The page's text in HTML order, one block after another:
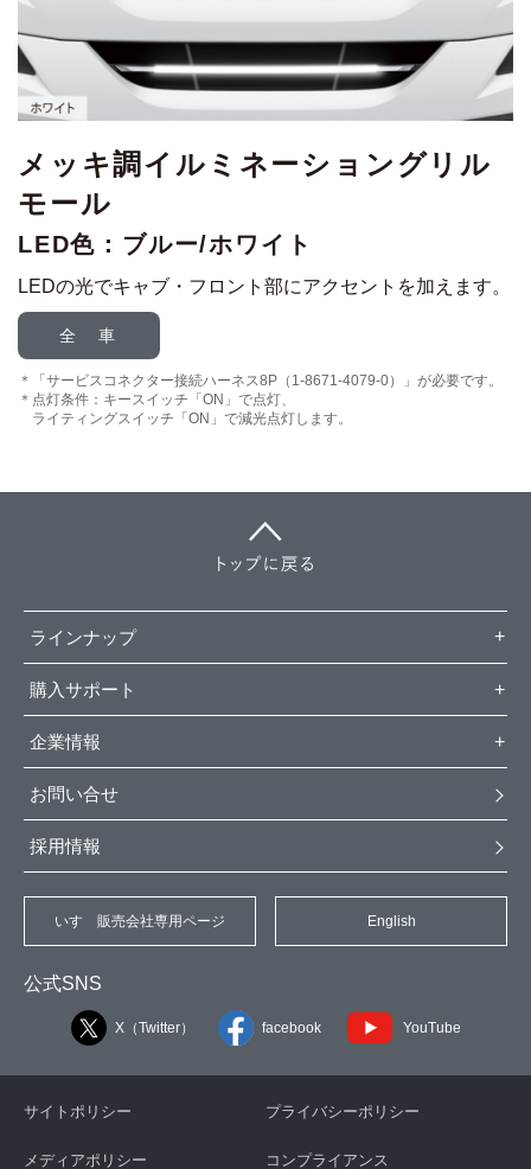
メッキ調イルミネーショングリル
モール
LED色：ブルー/ホワイト
LEDの光でキャブ・フロント部にアクセントを加えます。
全 車
「サービスコネクター接続ハーネス8P（1-8671-4079-0）」が必要です。
点灯条件：キースイッチ「ON」で点灯、
ライティングスイッチ「ON」で減光点灯します。
ラインナップ
購入サポート
企業情報
お問い合せ
採用情報
いすゞ販売会社専用ページ English
公式SNS
X（Twitter） facebook YouTube
サイトポリシー プライバシーポリシー
メディアポリシー コンプライアンス